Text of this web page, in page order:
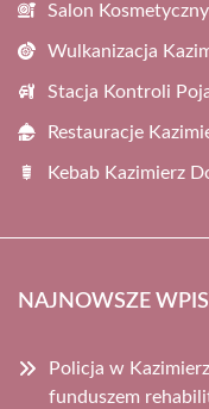
Salon
Wulkanizacja
Stacja Kontroli
Restauracje
Kebab Kazimierz
NAJNOWSZE
Policja w
funduszem